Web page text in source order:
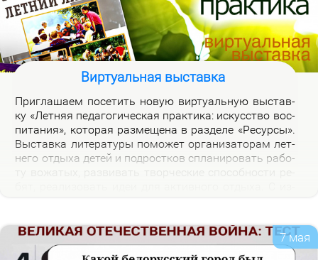
Виртуальная выставка
При­гла­ша­ем по­се­тить но­вую вир­ту­аль­ную вы­став­
ку «Лет­няя пе­да­го­ги­че­ская прак­ти­ка: ис­кус­ство вос­
пи­та­ния», ко­то­рая раз­ме­ще­на в раз­де­ле «Ре­сур­сы».
Вы­став­ка ли­те­ра­ту­ры по­мо­жет ор­га­ни­за­то­рам лет­
не­го от­ды­ха де­тей и под­рост­ков спла­ни­ро­вать ра­бо­
вер­си­те­та.
7 мая